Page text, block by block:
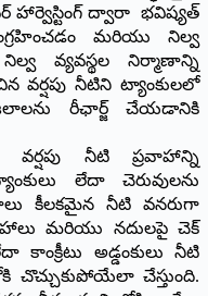
హార్వెస్టింగ్ ద్వారా భవిష్యత్
మరియు నిల్వ
వ్యవస్థల నిర్మాణాన్ని
వర్షపు నీటిని ట్యాంకులలో
రీఛార్జ్ చేయడానికి
వర్షపు నీటి ప్రవాహాన్ని
లేదా చెరువులను
కీలకమైన నీటి వనరుగా
మరియు నదులపై చెక్
అడ్డంకులు నీటి
చేస్తుంది.